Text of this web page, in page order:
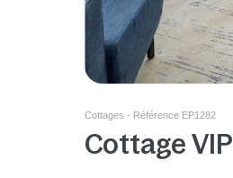
Cottages - Référence EP1282
Cottage VIP